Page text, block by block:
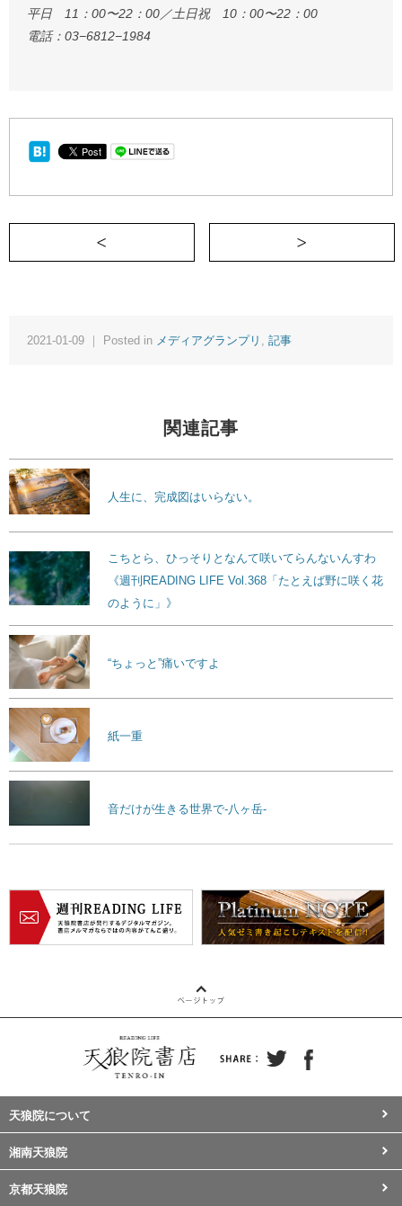
平日 11：00〜22：00／土日祝 10：00〜22：00
電話：03−6812−1984
＜ 探偵の尾行より怖い謎のホームパーティ
2021-01-09 ｜ Posted in メディアグランプリ , 記事
関連記事
人生に、完成図はいらない。
こちとら、ひっそりとなんて咲いてらんないんすわ
《週刊READING LIFE Vol.368「たとえば野に咲く花
のように」》
“ちょっと”痛いですよ
紙一重
音だけが生きる世界で-八ヶ岳-
天狼院について
湘南天狼院
京都天狼院